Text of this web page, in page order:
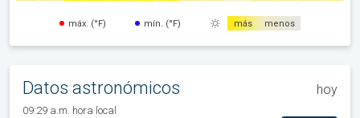
máx. (°F) mín. (°F) más menos
Datos astronómicos hoy
09:29 a.m. hora local